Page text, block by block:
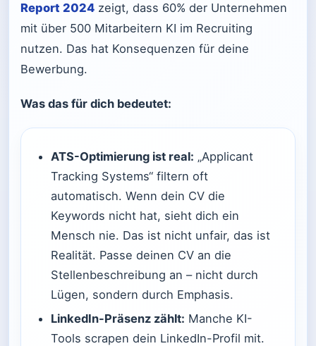
Report 2024 zeigt, dass 60% der Unternehmen
mit über 500 Mitarbeitern KI im Recruiting
nutzen. Das hat Konsequenzen für deine
Bewerbung.
Was das für dich bedeutet:
ATS-Optimierung ist real: „Applicant
Tracking Systems“ filtern oft
automatisch. Wenn dein CV die
Keywords nicht hat, sieht dich ein
Mensch nie. Das ist nicht unfair, das ist
Realität. Passe deinen CV an die
Stellenbeschreibung an – nicht durch
Lügen, sondern durch Emphasis.
LinkedIn-Präsenz zählt: Manche KI-
Tools scrapen dein LinkedIn-Profil mit.